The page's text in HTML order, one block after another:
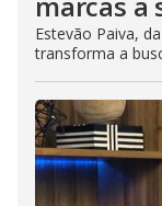
Estevão Paiva,
transforma a